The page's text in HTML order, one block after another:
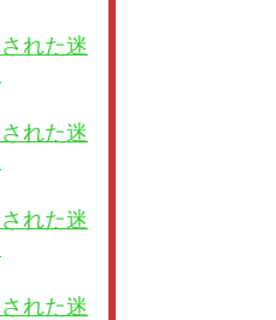
れた迷
れた迷
れた迷
れた迷